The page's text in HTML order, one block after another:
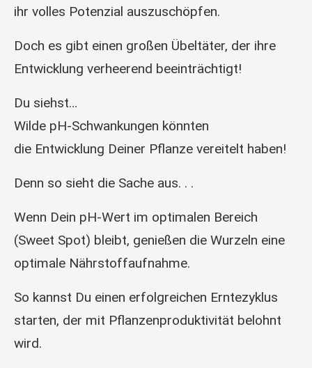
ihr volles Potenzial auszuschöpfen.
Doch es gibt einen großen Übeltäter, der ihre
Entwicklung verheerend beeinträchtigt!
Du siehst…
Wilde pH-Schwankungen könnten
die Entwicklung Deiner Pflanze vereitelt haben!
Denn so sieht die Sache aus. . .
Wenn Dein pH-Wert im optimalen Bereich
(Sweet Spot) bleibt, genießen die Wurzeln eine
optimale Nährstoffaufnahme.
So kannst Du einen erfolgreichen Erntezyklus
starten, der mit Pflanzenproduktivität belohnt
wird.